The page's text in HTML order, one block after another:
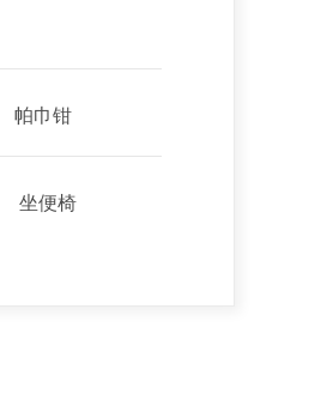
帕巾钳
坐便椅